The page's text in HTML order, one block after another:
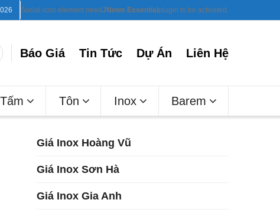
Social icon element needJNews Essential plugin to be activated.
Báo Giá Tin Tức Dự Án Liên Hệ
Tôn Inox Barem
Giá Inox Hoàng Vũ
Giá Inox Sơn Hà
Giá Inox Gia Anh